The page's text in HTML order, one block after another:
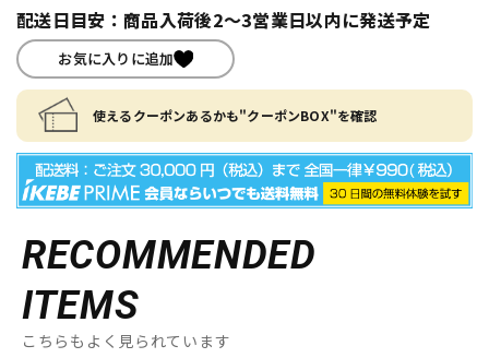
配送日目安：商品入荷後2～3営業日以内に発送予定
お気に入りに追加
使えるクーポンあるかも"クーポンBOX"を確認
RECOMMENDED
ITEMS
こちらもよく見られています